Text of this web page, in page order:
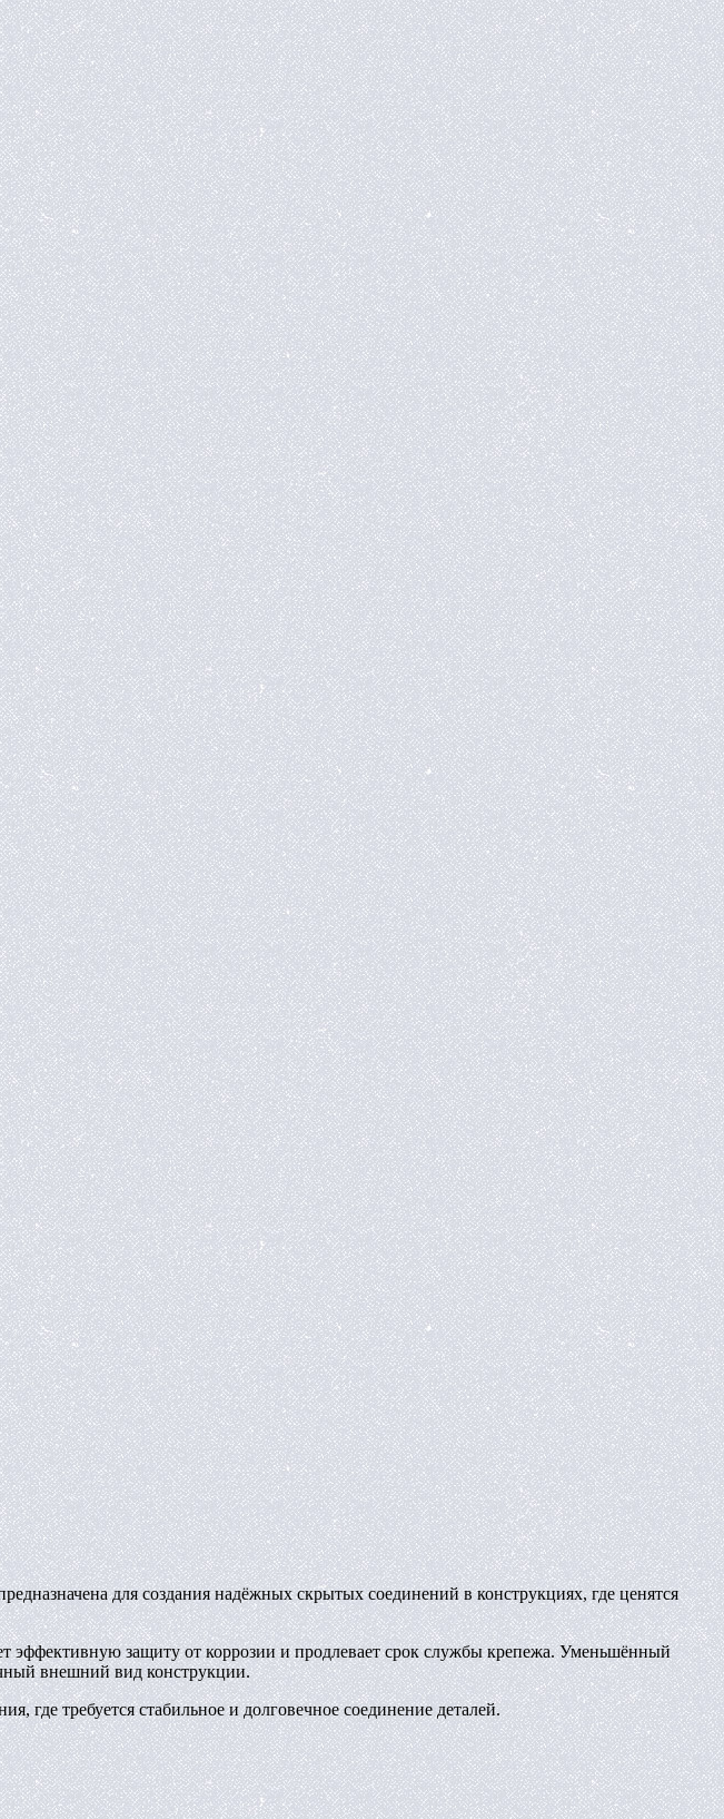
для создания надёжных скрытых соединений в конструкциях, где ценятся
эффективную защиту от коррозии и продлевает срок службы крепежа. Уменьшённый
внешний вид конструкции.
где требуется стабильное и долговечное соединение деталей.